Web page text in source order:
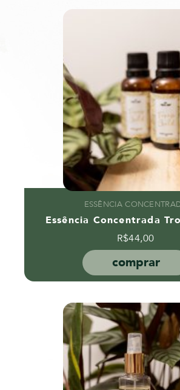
ESSÊNCIA
Essência Concentrada
R$44,00
comprar